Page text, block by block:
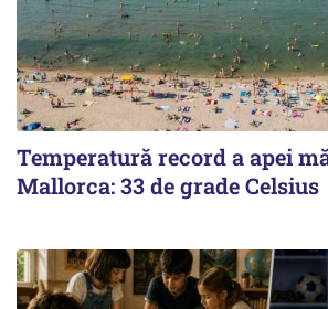
Temperatură record a apei
Mallorca: 33 de grade Celsius